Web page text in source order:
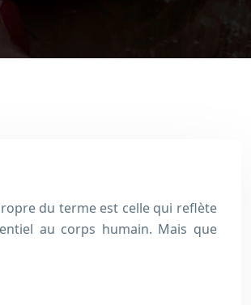
du terme est celle qui reflète
au corps humain. Mais que